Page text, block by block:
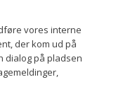
vores interne
der kom ud på
dialog på pladsen